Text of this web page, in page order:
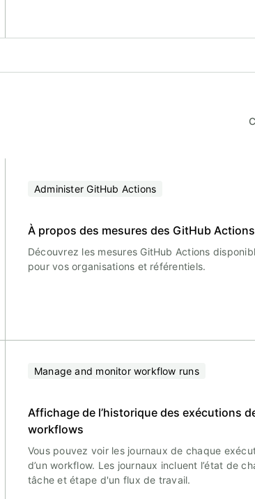
Administer GitHub Actions
À propos des mesures des GitHub Actions
Découvrez les mesures GitHub Actions
pour vos organisations et référentiels.
Manage and monitor workflow runs
Affichage de l’historique des exécutions
workflows
Vous pouvez voir les journaux de chaque
d’un workflow. Les journaux incluent l’état de
tâche et étape d'un flux de travail.